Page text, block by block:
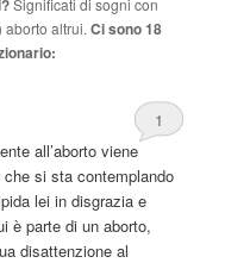
aborto altrui. Ci sono 18
1
all’aborto viene
si sta contemplando
lei in disgrazia e
è parte di unaborto,
disattenzione al